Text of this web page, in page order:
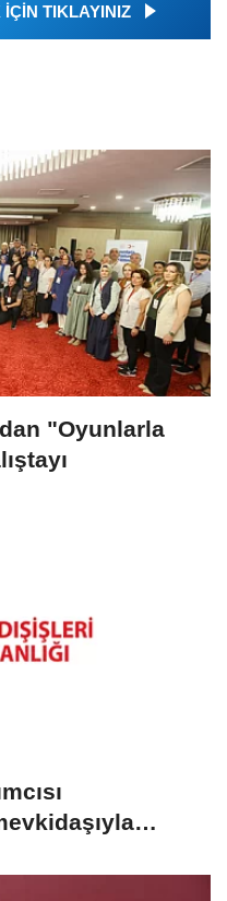
TIKLAYINIZ
"Oyunlarla